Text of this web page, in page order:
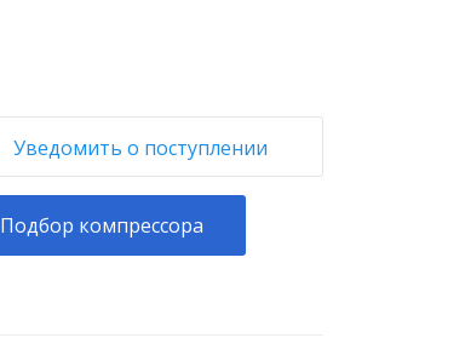
Уведомить о поступлении
Подбор компрессора